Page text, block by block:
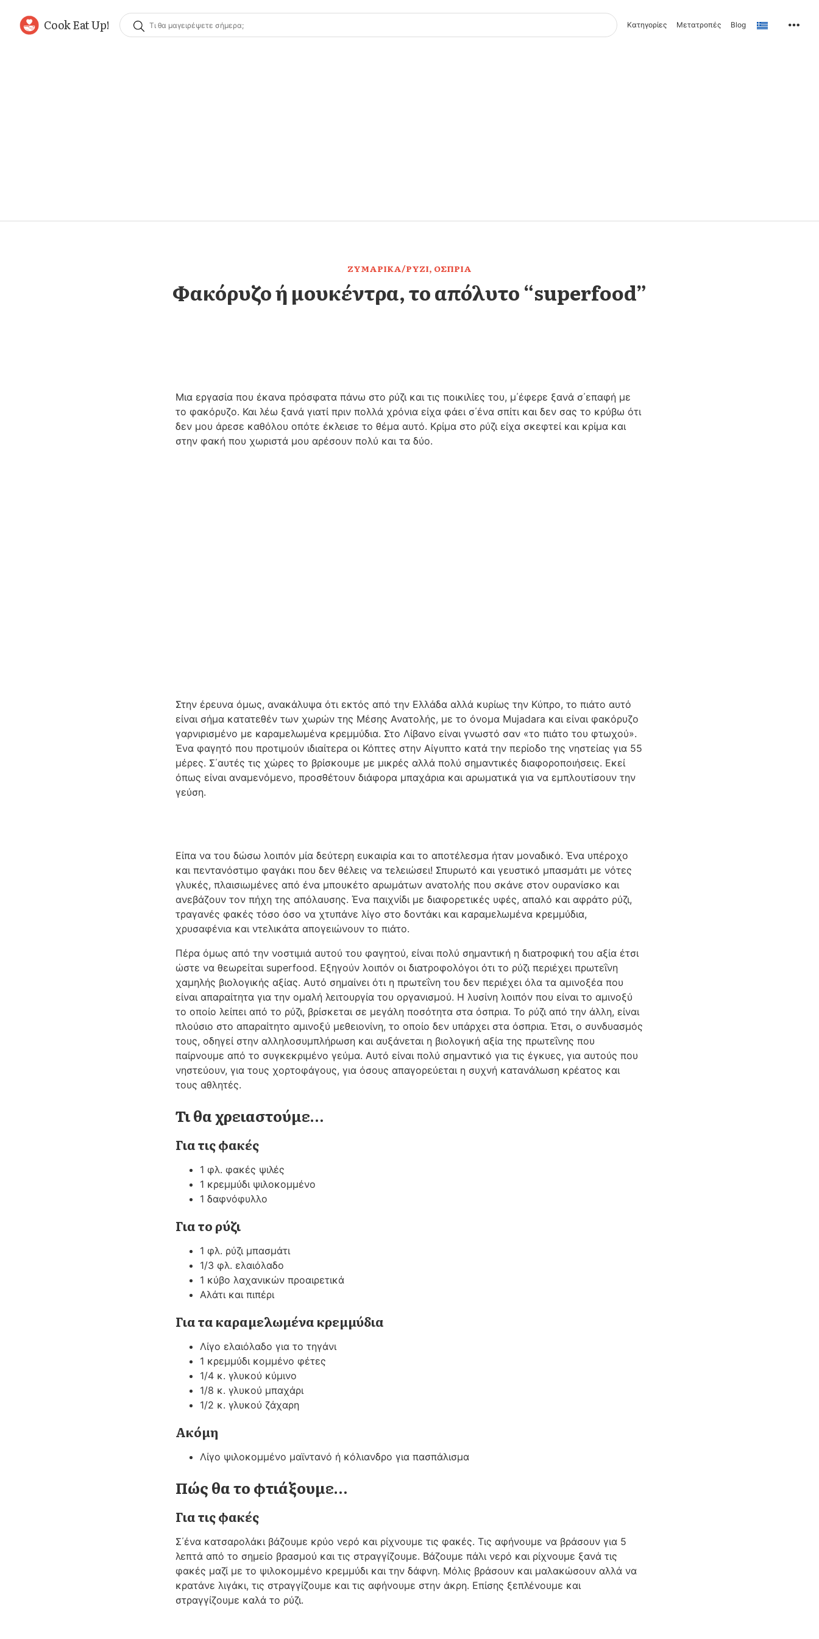
Cook Eat Up! Κατηγορίες Μετατροπές Blog
ΖΥΜΑΡΙΚΑ/ΡΥΖΙ, ΟΣΠΡΙΑ
Φακόρυζο ή μουκέντρα, το απόλυτο “superfood”
Μια εργασία που έκανα πρόσφατα πάνω στο ρύζι και τις ποικιλίες του, μ΄έφερε ξανά σ΄επαφή με
το φακόρυζο. Και λέω ξανά γιατί πριν πολλά χρόνια είχα φάει σ΄ένα σπίτι και δεν σας το κρύβω ότι
δεν μου άρεσε καθόλου οπότε έκλεισε το θέμα αυτό. Κρίμα στο ρύζι είχα σκεφτεί και κρίμα και
στην φακή που χωριστά μου αρέσουν πολύ και τα δύο.
Στην έρευνα όμως, ανακάλυψα ότι εκτός από την Ελλάδα αλλά κυρίως την Κύπρο, το πιάτο αυτό
είναι σήμα κατατεθέν των χωρών της Μέσης Ανατολής, με το όνομα Mujadara και είναι φακόρυζο
γαρνιρισμένο με καραμελωμένα κρεμμύδια. Στο Λίβανο είναι γνωστό σαν «το πιάτο του φτωχού».
Ένα φαγητό που προτιμούν ιδιαίτερα οι Κόπτες στην Αίγυπτο κατά την περίοδο της νηστείας για 55
μέρες. Σ΄αυτές τις χώρες το βρίσκουμε με μικρές αλλά πολύ σημαντικές διαφοροποιήσεις. Εκεί
όπως είναι αναμενόμενο, προσθέτουν διάφορα μπαχάρια και αρωματικά για να εμπλουτίσουν την
γεύση.
Είπα να του δώσω λοιπόν μία δεύτερη ευκαιρία και το αποτέλεσμα ήταν μοναδικό. Ένα υπέροχο
και πεντανόστιμο φαγάκι που δεν θέλεις να τελειώσει! Σπυρωτό και γευστικό μπασμάτι με νότες
γλυκές, πλαισιωμένες από ένα μπουκέτο αρωμάτων ανατολής που σκάνε στον ουρανίσκο και
ανεβάζουν τον πήχη της απόλαυσης. Ένα παιχνίδι με διαφορετικές υφές, απαλό και αφράτο ρύζι,
τραγανές φακές τόσο όσο να χτυπάνε λίγο στο δοντάκι και καραμελωμένα κρεμμύδια,
χρυσαφένια και ντελικάτα απογειώνουν το πιάτο.
Πέρα όμως από την νοστιμιά αυτού του φαγητού, είναι πολύ σημαντική η διατροφική του αξία έτσι
ώστε να θεωρείται superfood. Εξηγούν λοιπόν οι διατροφολόγοι ότι το ρύζι περιέχει πρωτεΐνη
χαμηλής βιολογικής αξίας. Αυτό σημαίνει ότι η πρωτεΐνη του δεν περιέχει όλα τα αμινοξέα που
είναι απαραίτητα για την ομαλή λειτουργία του οργανισμού. Η λυσίνη λοιπόν που είναι το αμινοξύ
το οποίο λείπει από το ρύζι, βρίσκεται σε μεγάλη ποσότητα στα όσπρια. Το ρύζι από την άλλη, είναι
πλούσιο στο απαραίτητο αμινοξύ μεθειονίνη, το οποίο δεν υπάρχει στα όσπρια. Έτσι, ο συνδυασμός
τους, οδηγεί στην αλληλοσυμπλήρωση και αυξάνεται η βιολογική αξία της πρωτεΐνης που
παίρνουμε από το συγκεκριμένο γεύμα. Αυτό είναι πολύ σημαντικό για τις έγκυες, για αυτούς που
νηστεύουν, για τους χορτοφάγους, για όσους απαγορεύεται η συχνή κατανάλωση κρέατος και
τους αθλητές.
Τι θα χρειαστούμε…
Για τις φακές
1 φλ. φακές ψιλές
1 κρεμμύδι ψιλοκομμένο
1 δαφνόφυλλο
Για το ρύζι
1 φλ. ρύζι μπασμάτι
1/3 φλ. ελαιόλαδο
1 κύβο λαχανικών προαιρετικά
Αλάτι και πιπέρι
Για τα καραμελωμένα κρεμμύδια
Λίγο ελαιόλαδο για το τηγάνι
1 κρεμμύδι κομμένο φέτες
1/4 κ. γλυκού κύμινο
1/8 κ. γλυκού μπαχάρι
1/2 κ. γλυκού ζάχαρη
Ακόμη
Λίγο ψιλοκομμένο μαϊντανό ή κόλιανδρο για πασπάλισμα
Πώς θα το φτιάξουμε…
Για τις φακές
Σ΄ένα κατσαρολάκι βάζουμε κρύο νερό και ρίχνουμε τις φακές. Τις αφήνουμε να βράσουν για 5
λεπτά από το σημείο βρασμού και τις στραγγίζουμε. Βάζουμε πάλι νερό και ρίχνουμε ξανά τις
φακές μαζί με το ψιλοκομμένο κρεμμύδι και την δάφνη. Μόλις βράσουν και μαλακώσουν αλλά να
κρατάνε λιγάκι, τις στραγγίζουμε και τις αφήνουμε στην άκρη. Επίσης ξεπλένουμε και
στραγγίζουμε καλά το ρύζι.